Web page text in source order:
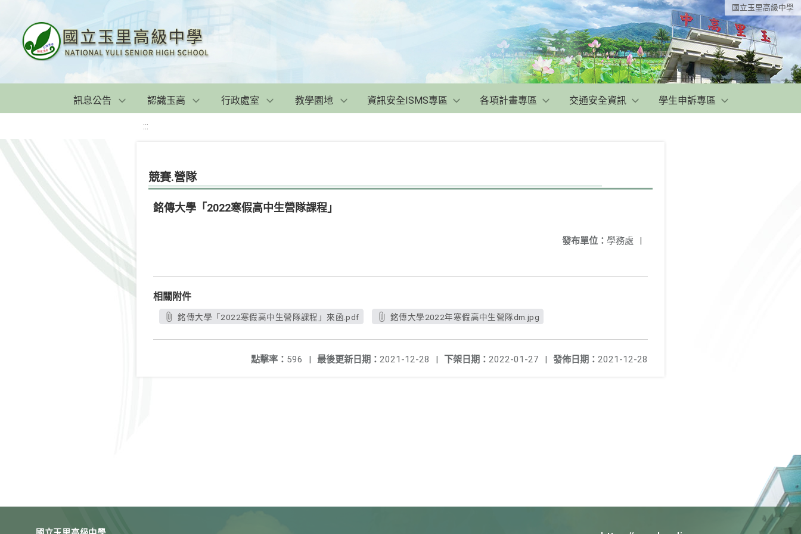
國立玉里高級中學
訊息公告 認識玉高 行政處室 教學園地 資訊安全ISMS專區 各項計畫專區 交通安全資訊 學生申訴專區
:::
競賽.營隊
銘傳大學「2022寒假高中生營隊課程」
發布單位： 學務處 |
相關附件
銘傳大學「2022寒假高中生營隊課程」來函.pdf 銘傳大學2022年寒假高中生營隊dm.jpg
發佈日期： 2021-12-28
下架日期： 2022-01-27 |
最後更新日期： 2021-12-28 |
點擊率： 596 |